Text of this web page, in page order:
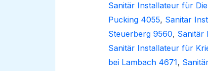
Sanitär Installateur für
Pucking 4055, Sanitär
Steuerberg 9560, Sanitär
Sanitär Installateur für
bei Lambach 4671,